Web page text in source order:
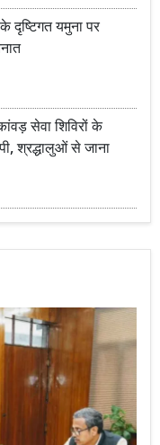
दृष्टिगत यमुना पर
सेवा शिविरों के
श्रद्धालुओं से जाना